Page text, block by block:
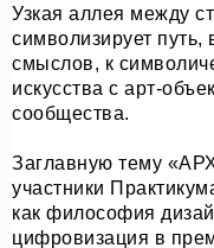
Узкая аллея между
символизирует
смыслов, к
искусства с арт-
сообщества.
Заглавную тему
участники
как философия
цифровизация в